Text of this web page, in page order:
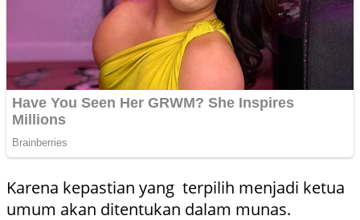
Karena kepastian yang terpilih menjadi ketua
umum akan ditentukan dalam munas.